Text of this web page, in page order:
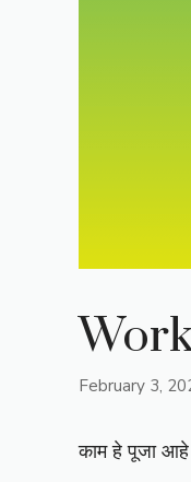
February 3,
काम हे पूजा आहे